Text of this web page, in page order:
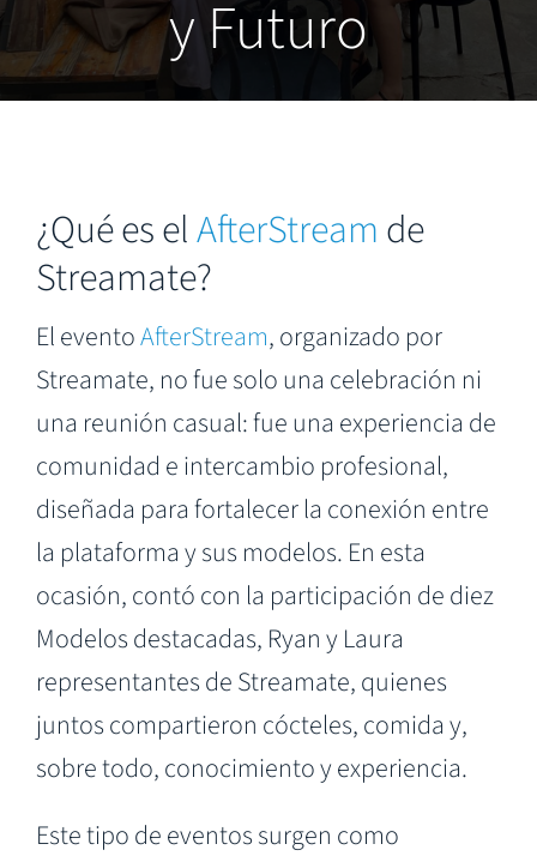
y Futuro
¿Qué es elAfterStreamde
Streamate?
El eventoAfterStream, organizado por
Streamate, no fue solo una celebración ni
una reunión casual: fue una experiencia de
comunidad e intercambio profesional,
diseñada para fortalecer la conexión entre
la plataforma y sus modelos. En esta
ocasión, contó con la participación de diez
Modelos destacadas, Ryan y Laura
representantes de Streamate, quienes
juntos compartieron cócteles, comida y,
sobre todo, conocimiento y experiencia.
Este tipo de eventos surgen como